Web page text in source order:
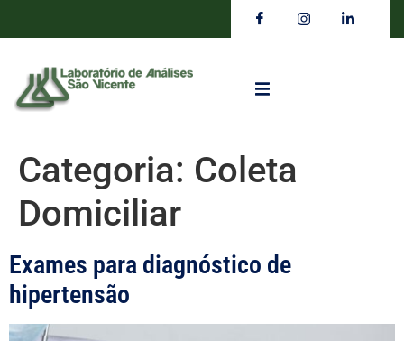
Categoria: Coleta
Domiciliar
Exames para diagnóstico de
hipertensão